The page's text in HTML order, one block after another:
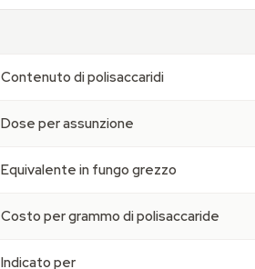
Contenuto di polisaccaridi
Dose per assunzione
Equivalente in fungo grezzo
Costo per grammo di polisaccaride
Indicato per